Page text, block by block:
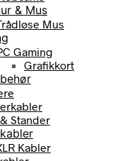
& Mus
Mus
Gaming
Grafikkort
Stander
Kabler